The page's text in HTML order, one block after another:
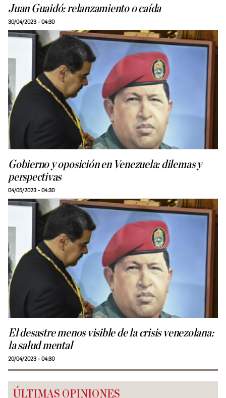
Juan Guaidó: relanzamiento o caída
30/04/2023 - 04:30
Gobierno y oposición en Venezuela: dilemas y
perspectivas
04/05/2023 - 04:30
El desastre menos visible de la crisis venezolana:
la salud mental
20/04/2023 - 04:30
ÚLTIMAS OPINIONES